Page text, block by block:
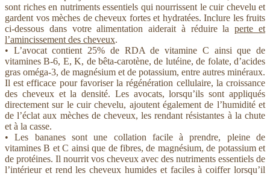
sont riches en nutriments essentiels qui nourrissent le cuir chevelu et
gardent vos mèches de cheveux fortes et hydratées. Inclure les fruits
ci-dessous dans votre alimentation aiderait à réduire laperte et
l’amincissement des cheveux.
• L’avocat contient 25% de RDA de vitamine C ainsi que de
vitamines B-6, E, K, de bêta-carotène, de lutéine, de folate, d’acides
gras oméga-3, de magnésium et de potassium, entre autres minéraux.
Il est efficace pour favoriser la régénération cellulaire, la croissance
des cheveux et la densité. Les avocats, lorsqu’ils sont appliqués
directement sur le cuir chevelu, ajoutent également de l’humidité et
de l’éclat aux mèches de cheveux, les rendant résistantes à la chute
et à la casse.
• Les bananes sont une collation facile à prendre, pleine de
vitamines B et C ainsi que de fibres, de magnésium, de potassium et
de protéines. Il nourrit vos cheveux avec des nutriments essentiels de
l’intérieur et rend les cheveux humides et faciles à coiffer lorsqu’il